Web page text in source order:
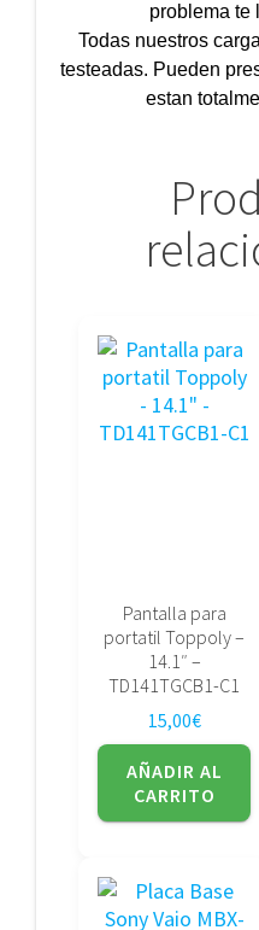
problema te
Todas nuestros
testeadas. Pueden
estan
Pantalla para
portatil Toppoly –
14.1″ –
TD141TGCB1-C1
15,00€
AÑADIR AL
CARRITO